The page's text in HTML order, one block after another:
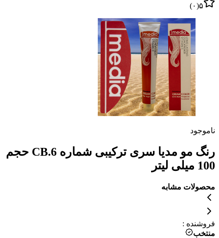
۵(۰)
ناموجود
رنگ مو مدیا سری ترکیبی شماره CB.6 حجم
100 میلی لیتر
محصولات مشابه
فروشنده :
منتخب